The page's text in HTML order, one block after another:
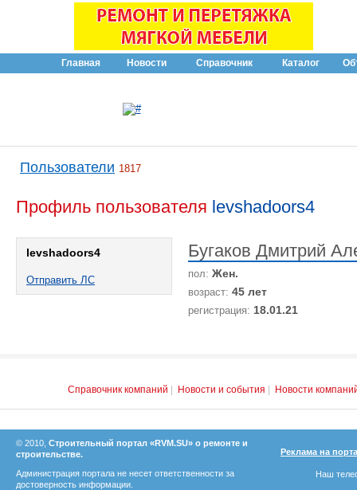
Главная Новости Справочник Каталог
Пользователи 1817
Профиль пользователя levshadoors4
levshadoors4
Отправить ЛС
Бугаков Дмитрий
пол: Жен.
возраст: 45 лет
регистрация: 18.01.21
Справочник компаний Новости и события Новости
© 2010, Строительный портал «RVM.SU» о ремонте и
строительстве.
Администрация портала не несет ответственности за
достоверность информации.
Реклама на
Наш